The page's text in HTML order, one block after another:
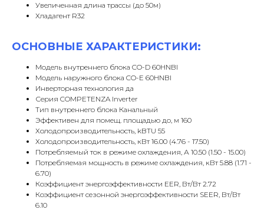
Увеличенная длина трассы (до 50м)
Хладагент R32
ОСНОВНЫЕ ХАРАКТЕРИСТИКИ:
Модель внутреннего блока CO-D 60HNBI
Модель наружного блока CO-E 60HNBI
Инверторная технология да
Серия COMPETENZA Inverter
Тип внутреннего блока Канальный
Эффективен для помещ. площадью до, м 160
Холодопроизводительность, kBTU 55
Холодопроизводительность, кВт 16.00 (4.76 - 17.50)
Потребляемый ток в режиме охлаждения, А 10.50 (1.50 - 15.00)
Потребляемая мощность в режиме охлаждения, кВт 5.88 (1.71 -
6.70)
Коэффициент энергоэффективности EER, Вт/Вт 2.72
Коэффициент сезонной энергоэффективности SEER, Вт/Вт
6.10